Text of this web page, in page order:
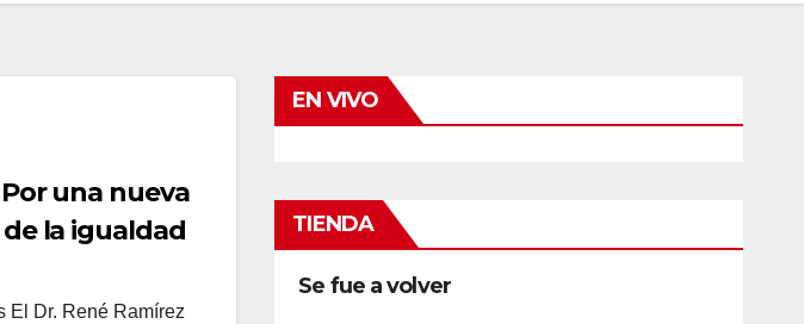
una nueva
la igualdad
El Dr. René Ramírez
EN VIVO
TIENDA
Se fue a volver